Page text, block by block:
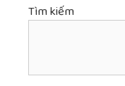
Tìm kiếm